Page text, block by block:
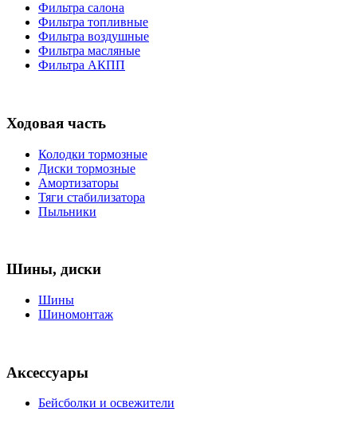
Фильтра салона
Фильтра топливные
Фильтра воздушные
Фильтра масляные
Фильтра АКПП
Ходовая часть
Колодки тормозные
Диски тормозные
Амортизаторы
Тяги стабилизатора
Пыльники
Шины, диски
Шины
Шиномонтаж
Аксессуары
Бейсболки и освежители